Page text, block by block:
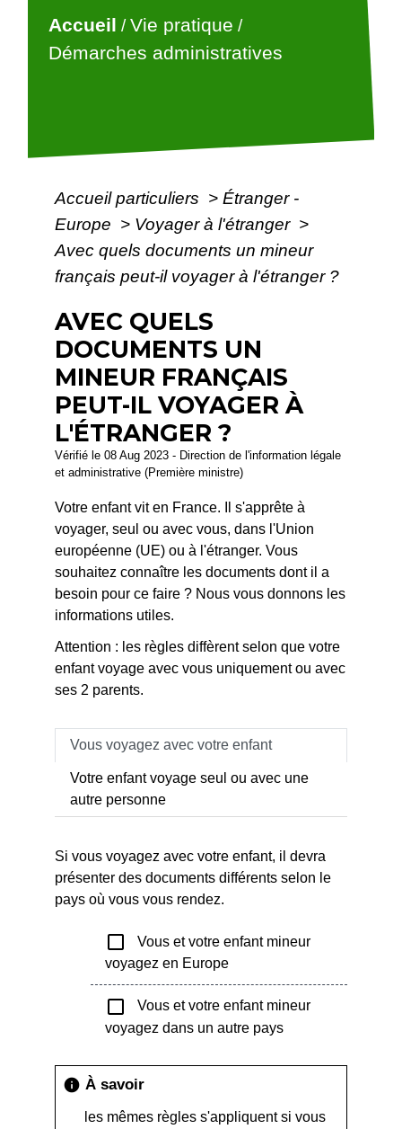
Accueil /Vie pratique /
Démarches administratives
Accueil particuliers > Étranger -
Europe > Voyager à l'étranger >
Avec quels documents un mineur
français peut-il voyager à l'étranger ?
AVEC QUELS
DOCUMENTS UN
MINEUR FRANÇAIS
PEUT-IL VOYAGER À
L'ÉTRANGER ?
Vérifié le 08 Aug 2023 - Direction de l'information légale
et administrative (Première ministre)
Votre enfant vit en France. Il s'apprête à
voyager, seul ou avec vous, dans l'Union
européenne (UE) ou à l'étranger. Vous
souhaitez connaître les documents dont il a
besoin pour ce faire ? Nous vous donnons les
informations utiles.
Attention : les règles diffèrent selon que votre
enfant voyage avec vous uniquement ou avec
ses 2 parents.
Vous voyagez avec votre enfant
Votre enfant voyage seul ou avec une
autre personne
Si vous voyagez avec votre enfant, il devra
présenter des documents différents selon le
pays où vous vous rendez.
check_box_outline_blank
Vous et votre enfant mineur
voyagez en Europe
check_box_outline_blank
Vous et votre enfant mineur
voyagez dans un autre pays
info À savoir
les mêmes règles s'appliquent si vous